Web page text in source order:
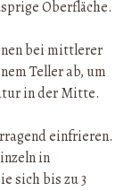
Oberfläche.
bei mittlerer
Teller ab, um
in der Mitte.
einfrieren.
in
sich bis zu 3